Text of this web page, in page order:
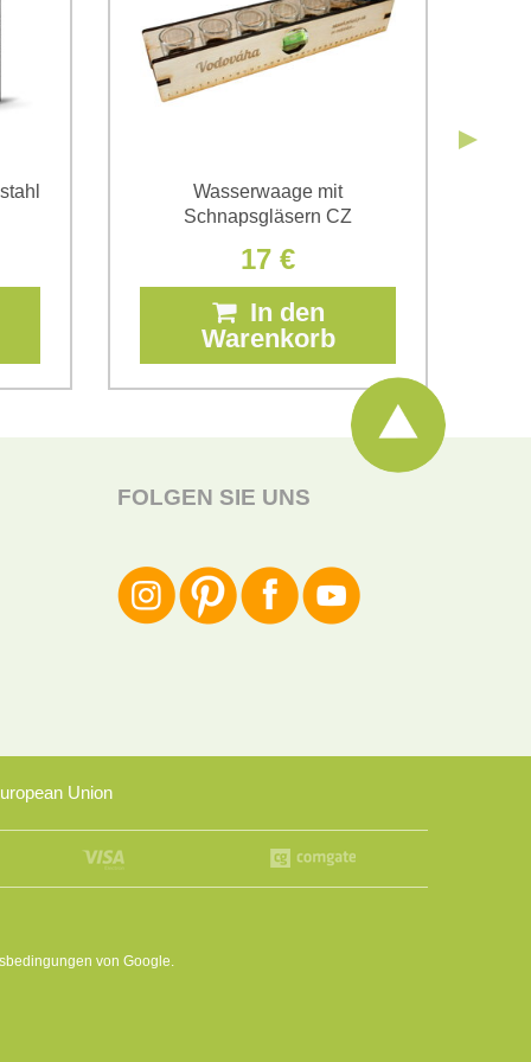
Wasserwaage mit
Schnapsgläsern CZ
17 €
In den
Warenkorb
FOLGEN SIE UNS
Union
von Google.